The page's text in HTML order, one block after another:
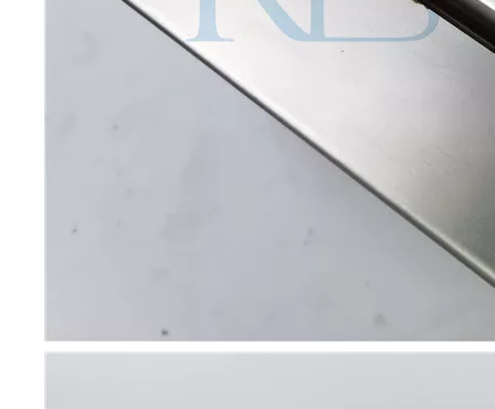
Actualmente, la investigación sobre la extracción de antioxidantes